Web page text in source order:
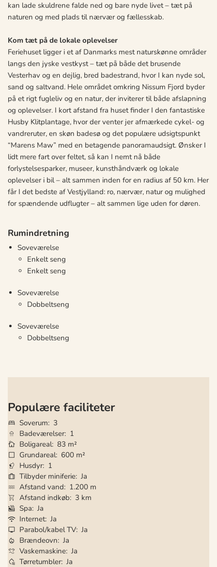
kan lade skuldrene falde ned og bare nyde livet – tæt på
naturen og med plads til nærvær og fællesskab.
Kom tæt på de lokale oplevelser
Feriehuset ligger i et af Danmarks mest naturskønne områder
langs den jyske vestkyst – tæt på både det brusende
Vesterhav og en dejlig, bred badestrand, hvor I kan nyde sol,
sand og saltvand. Hele området omkring Nissum Fjord byder
på et rigt fugleliv og en natur, der inviterer til både afslapning
og oplevelser. I kort afstand fra huset finder I den fantastiske
Husby Klitplantage, hvor der venter jer afmærkede cykel- og
vandreruter, en skøn badesø og det populære udsigtspunkt
“Marens Maw” med en betagende panoramaudsigt. Ønsker I
lidt mere fart over feltet, så kan I nemt nå både
forlystelsesparker, museer, kunsthåndværk og lokale
oplevelser i bil – alt sammen inden for en radius af 50 km. Her
får I det bedste af Vestjylland: ro, nærvær, natur og mulighed
for spændende udflugter – alt sammen lige uden for døren.
Rumindretning
Soveværelse
Enkelt seng
Enkelt seng
Soveværelse
Dobbeltseng
Soveværelse
Dobbeltseng
Populære faciliteter
Soverum
3
Badeværelser 1
Boligareal 83 m²
Grundareal 600 m²
Husdyr 1
Tilbyder miniferie Ja
Afstand vand
1.200 m
Afstand indkøb
3 km
Spa Ja
Internet Ja
Parabol/kabel TV Ja
Brændeovn Ja
Vaskemaskine Ja
Tørretumbler Ja